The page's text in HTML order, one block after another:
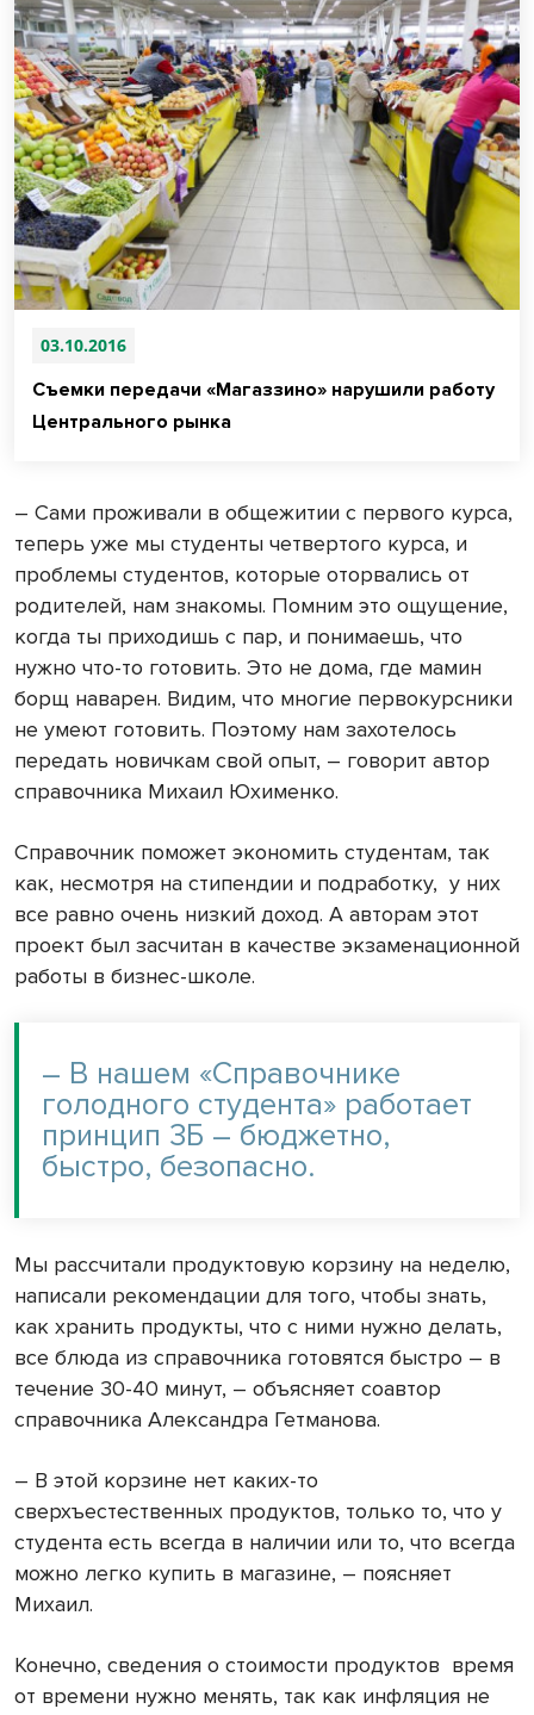
03.10.2016
Съемки передачи «Магаззино» нарушили работу
Центрального рынка
– Сами проживали в общежитии с первого курса,
теперь уже мы студенты четвертого курса, и
проблемы студентов, которые оторвались от
родителей, нам знакомы. Помним это ощущение,
когда ты приходишь с пар, и понимаешь, что
нужно что-то готовить. Это не дома, где мамин
борщ наварен. Видим, что многие первокурсники
не умеют готовить. Поэтому нам захотелось
передать новичкам свой опыт, – говорит автор
справочника Михаил Юхименко.
Справочник поможет экономить студентам, так
как, несмотря на стипендии и подработку, у них
все равно очень низкий доход. А авторам этот
проект был засчитан в качестве экзаменационной
работы в бизнес-школе.
– В нашем «Справочнике
голодного студента» работает
принцип 3Б – бюджетно,
быстро, безопасно.
Мы рассчитали продуктовую корзину на неделю,
написали рекомендации для того, чтобы знать,
как хранить продукты, что с ними нужно делать,
все блюда из справочника готовятся быстро – в
течение 30-40 минут, – объясняет соавтор
справочника Александра Гетманова.
– В этой корзине нет каких-то
сверхъестественных продуктов, только то, что у
студента есть всегда в наличии или то, что всегда
можно легко купить в магазине, – поясняет
Михаил.
Конечно, сведения о стоимости продуктов время
от времени нужно менять, так как инфляция не